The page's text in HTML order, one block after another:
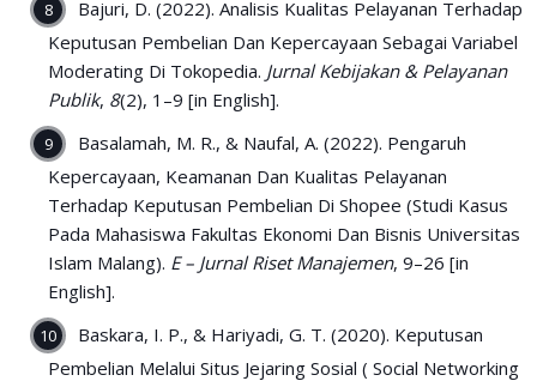
Bajuri, D. (2022). Analisis Kualitas Pelayanan Terhadap
Keputusan Pembelian Dan Kepercayaan Sebagai Variabel
Moderating Di Tokopedia. Jurnal Kebijakan & Pelayanan
Publik, 8(2), 1–9 [in English].
Basalamah, M. R., & Naufal, A. (2022). Pengaruh
Kepercayaan, Keamanan Dan Kualitas Pelayanan
Terhadap Keputusan Pembelian Di Shopee (Studi Kasus
Pada Mahasiswa Fakultas Ekonomi Dan Bisnis Universitas
Islam Malang). E – Jurnal Riset Manajemen, 9–26 [in
English].
Baskara, I. P., & Hariyadi, G. T. (2020). Keputusan
Pembelian Melalui Situs Jejaring Sosial ( Social Networking